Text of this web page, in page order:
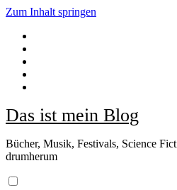
Zum Inhalt springen
Das ist mein Blog
Bücher, Musik, Festivals, Science
drumherum